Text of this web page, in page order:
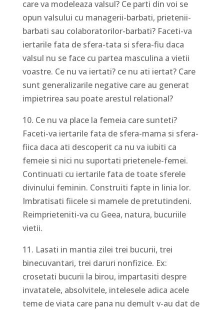
care va modeleaza valsul? Ce parti din voi se
opun valsului cu managerii-barbati, prietenii-
barbati sau colaboratorilor-barbati? Faceti-va
iertarile fata de sfera-tata si sfera-fiu daca
valsul nu se face cu partea masculina a vietii
voastre. Ce nu va iertati? ce nu ati iertat? Care
sunt generalizarile negative care au generat
impietrirea sau poate arestul relational?
10. Ce nu va place la femeia care sunteti?
Faceti-va iertarile fata de sfera-mama si sfera-
fiica daca ati descoperit ca nu va iubiti ca
femeie si nici nu suportati prietenele-femei.
Continuati cu iertarile fata de toate sferele
divinului feminin. Construiti fapte in linia lor.
Imbratisati fiicele si mamele de pretutindeni.
Reimprieteniti-va cu Geea, natura, bucuriile
vietii.
11. Lasati in mantia zilei trei bucurii, trei
binecuvantari, trei daruri nonfizice. Ex:
crosetati bucurii la birou, impartasiti despre
invatatele, absolvitele, intelesele adica acele
teme de viata care pana nu demult v-au dat de